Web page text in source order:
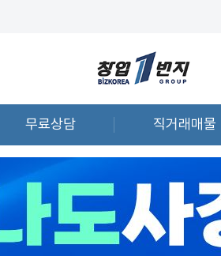
무료상담 직거래매물